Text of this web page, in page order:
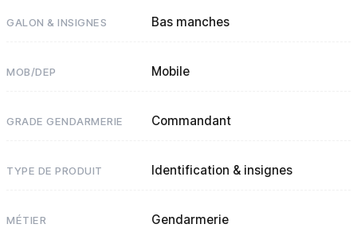
GALON & INSIGNES Bas manches
MOB/DEP Mobile
GRADE GENDARMERIE Commandant
TYPE DE PRODUIT Identification & insignes
MÉTIER Gendarmerie